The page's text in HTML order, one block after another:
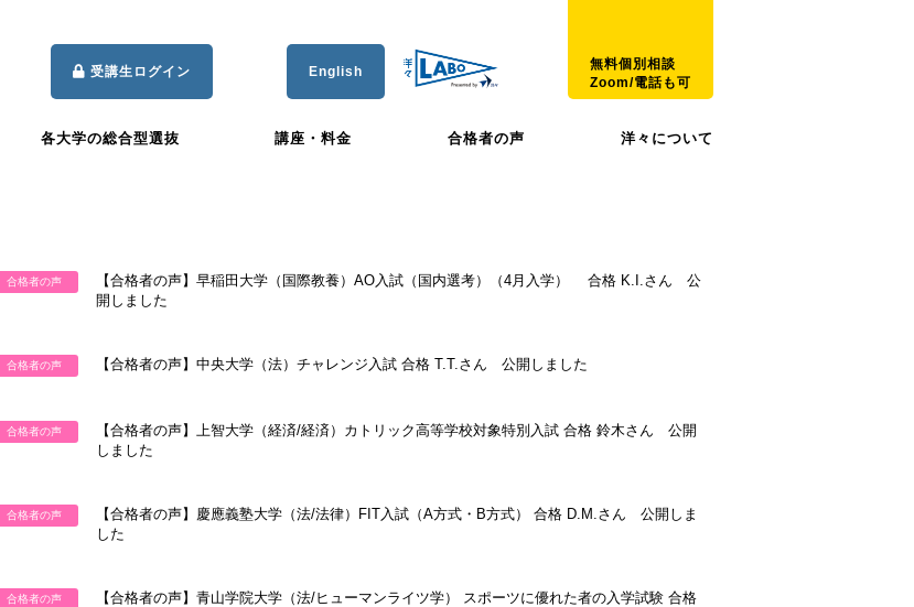
受講生ログイン English
無料個別相談
Zoom/電話も可
各大学の総合型選抜 講座・料金 合格者の声 洋々について
合格者の声
【合格者の声】早稲田大学（国際教養）AO入試（国内選考）（4月入学） 合格 K.I.さん 公
開しました
合格者の声 【合格者の声】中央大学（法）チャレンジ入試 合格 T.T.さん 公開しました
合格者の声
【合格者の声】上智大学（経済/経済）カトリック高等学校対象特別入試 合格 鈴木さん 公開
しました
合格者の声
【合格者の声】慶應義塾大学（法/法律）FIT入試（A方式・B方式） 合格 D.M.さん 公開しま
した
合格者の声
【合格者の声】青山学院大学（法/ヒューマンライツ学） スポーツに優れた者の入学試験 合格